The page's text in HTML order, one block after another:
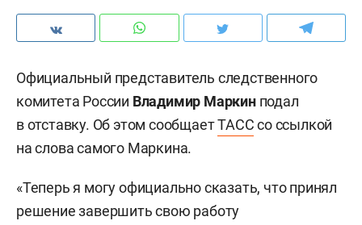
Официальный представитель следственного
комитета России Владимир Маркинподал
в отставку. Об этом сообщаетТАССсо ссылкой
на слова самого Маркина.
«Теперь я могу официально сказать, что принял
решение завершить свою работу